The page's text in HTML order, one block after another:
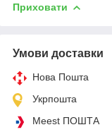
Приховати
Умови доставки
Нова Пошта
Укрпошта
Meest ПОШТА